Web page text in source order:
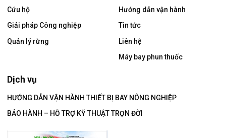
Cứu hộ
Giải pháp Công nghiệp
Quản lý rừng
Dịch vụ
HƯỚNG DẪN VẬN HÀNH THIẾT BỊ BAY NÔNG NGHIỆP
BẢO HÀNH – HỖ TRỢ KỸ THUẬT TRỌN ĐỜI
Hướng dẫn vận hành
Tin tức
Liên hệ
Máy bay phun thuốc